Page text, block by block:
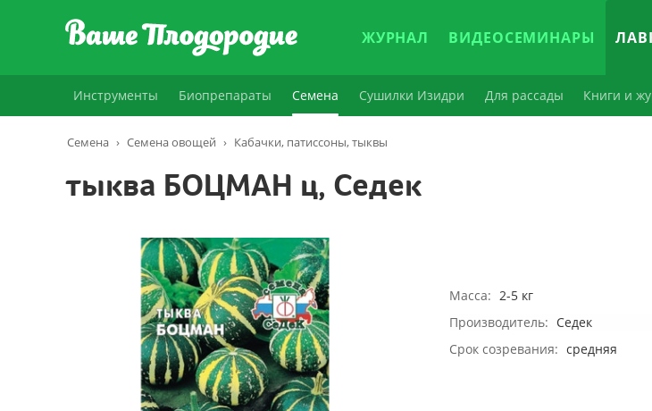
ЖУРНАЛ ВИДЕОСЕМИНАРЫ
Инструменты Биопрепараты Семена Сушилки Изидри Для рассады Книги и
Семена › Семена овощей › Кабачки, патиссоны, тыквы
тыква БОЦМАН ц, Седек
Масса: 2-5 кг
Производитель: Седек
Срок созревания: средняя